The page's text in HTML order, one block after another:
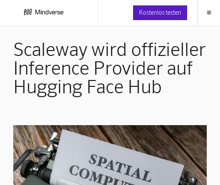
Kostenlos testen ≡
Scaleway wird offizieller
Inference Provider auf
Hugging Face Hub